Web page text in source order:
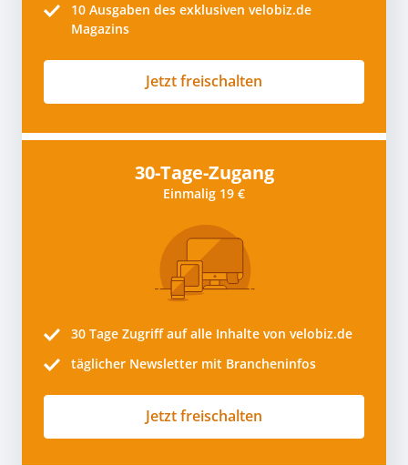
10 Ausgaben des exklusiven velobiz.de
Magazins
Jetzt freischalten
30-Tage-Zugang
Einmalig 19 €
30 Tage Zugriff auf alle Inhalte von velobiz.de
täglicher Newsletter mit Brancheninfos
Jetzt freischalten